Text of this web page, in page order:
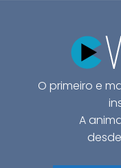
O primeiro e
A